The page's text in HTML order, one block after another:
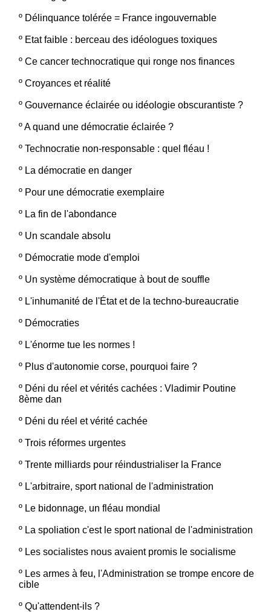
º Délinquance tolérée = France ingouvernable
º Etat faible : berceau des idéologues toxiques
º Ce cancer technocratique qui ronge nos finances
º Croyances et réalité
º Gouvernance éclairée ou idéologie obscurantiste ?
ºA quand une démocratie éclairée ?
º Technocratie non-responsable : quel fléau !
º La démocratie en danger
º Pour une démocratie exemplaire
º La fin de l'abondance
º Un scandale absolu
º Démocratie mode d'emploi
º Un système démocratique à bout de souffle
º L'inhumanité de l'État et de la techno-bureaucratie
º Démocraties
º L'énorme tue les normes !
º Plus d'autonomie corse, pourquoi faire ?
º Déni du réel et vérités cachées : Vladimir Poutine
8ème dan
º Déni du réel et vérité cachée
º Trois réformes urgentes
º Trente milliards pour réindustrialiser la France
º L'arbitraire, sport national de l'administration
º Le bidonnage, un fléau mondial
º La spoliation c'est le sport national de l'administration
º Les socialistes nous avaient promis le socialisme
º Les armes à feu, l'Administration se trompe encore de
cible
º Qu'attendent-ils ?